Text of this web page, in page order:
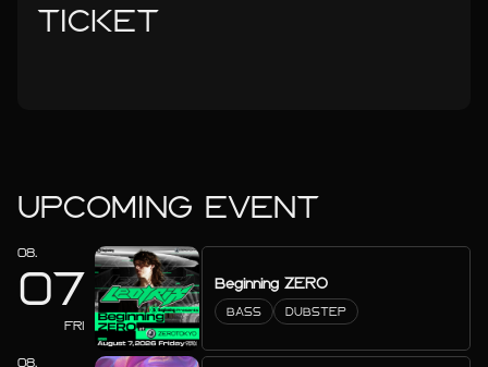
TICKET
UPCOMING EVENT
08.
07
FRI
Beginning ZERO
BASS DUBSTEP
08.